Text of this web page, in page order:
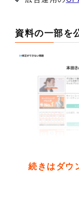
資料の一部を
続きはダウ